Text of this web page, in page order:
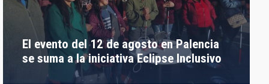
El evento del 12 de agosto en Palencia
se suma a la iniciativa Eclipse Inclusivo